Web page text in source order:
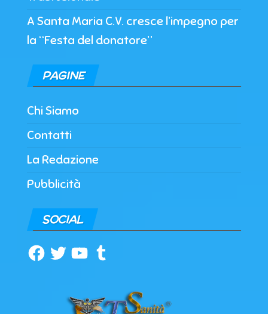
A Santa Maria C.V. cresce l’impegno per
la “Festa del donatore”
PAGINE
Chi Siamo
Contatti
La Redazione
Pubblicità
SOCIAL
Facebook
TwitterYouTubeTumblr